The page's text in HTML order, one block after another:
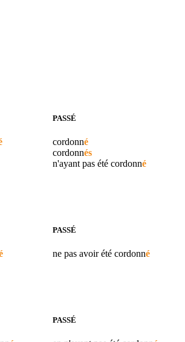
PASSÉ
cordonné
cordonnés
n'ayant pas été cordonné
PASSÉ
ne pas avoir été cordonné
PASSÉ